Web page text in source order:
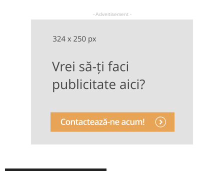
- Advertisement -